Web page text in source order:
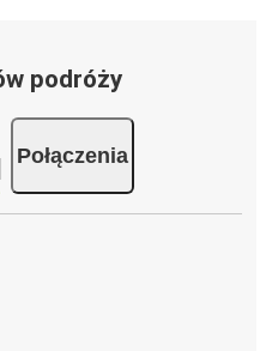
podróży
Połączenia